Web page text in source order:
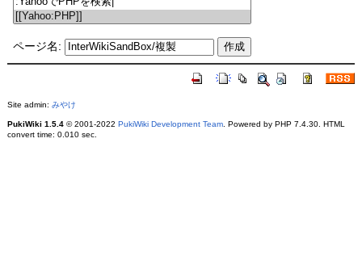
ページ名:
Site admin: みやけ
PukiWiki 1.5.4© 2001-2022 PukiWiki Development Team. Powered by PHP 7.4.30. HTML
convert time: 0.010 sec.